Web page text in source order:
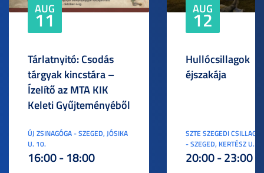
AUG
11
Tárlatnyitó: Csodás
tárgyak kincstára –
Ízelítő az MTA KIK
Keleti Gyűjteményéből
ÚJ ZSINAGÓGA - SZEGED, JÓSIKA
U. 10.
16:00 - 18:00
AUG
12
Hullócsillagok
éjszakája
SZTE SZEGEDI
- SZEGED, KERTÉSZ U. 3.
20:00 - 23:00